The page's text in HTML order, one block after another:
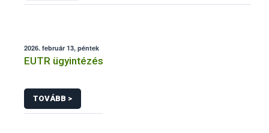
2026. február 13, péntek
EUTR ügyintézés
TOVÁBB >